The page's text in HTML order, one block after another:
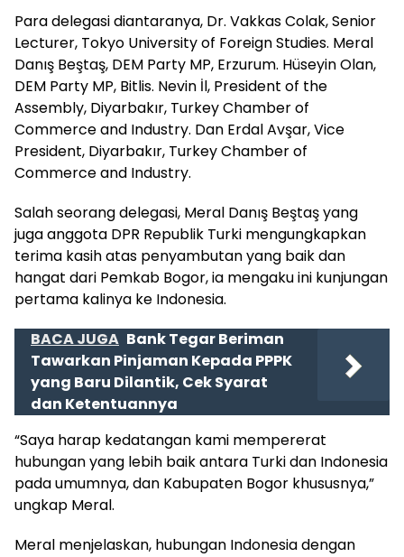
Para delegasi diantaranya, Dr. Vakkas Colak, Senior
Lecturer, Tokyo University of Foreign Studies. Meral
Danış Beştaş, DEM Party MP, Erzurum. Hüseyin Olan,
DEM Party MP, Bitlis. Nevin İl, President of the
Assembly, Diyarbakır, Turkey Chamber of
Commerce and Industry. Dan Erdal Avşar, Vice
President, Diyarbakır, Turkey Chamber of
Commerce and Industry.
Salah seorang delegasi, Meral Danış Beştaş yang
juga anggota DPR Republik Turki mengungkapkan
terima kasih atas penyambutan yang baik dan
hangat dari Pemkab Bogor, ia mengaku ini kunjungan
pertama kalinya ke Indonesia.
BACA JUGA Bank Tegar Beriman
Tawarkan Pinjaman Kepada PPPK
yang Baru Dilantik, Cek Syarat
dan Ketentuannya
“Saya harap kedatangan kami mempererat
hubungan yang lebih baik antara Turki dan Indonesia
pada umumnya, dan Kabupaten Bogor khususnya,”
ungkap Meral.
Meral menjelaskan, hubungan Indonesia dengan